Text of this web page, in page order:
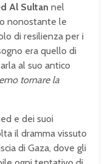
Al Sultan nel
nonostante le
di resilienza per i
era quello di
al suo antico
tornare la
e dei suoi
il dramma vissuto
di Gaza, dove gli